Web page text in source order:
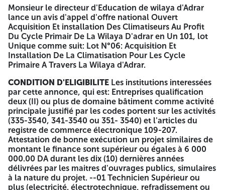
habilitant les personnes à engager l'entrepri 5- Tout
document permettant d'evaluer les candidats, des
soumissionnaires 6- Le registre de commerce electroniqu
7- Attestation fiscal C20 ou Bilans financiers vise par
service des impôt des 03 dernieres années. II- OFFRE
TECHNIQUE: contient les pièces réglementaires suivantes
(renouvelées) 1- La déclaration à souscrire, datée, signée
offre technique: Planning et délai des ivraisons: Attestation
de garantie; Attestation service après vents pour chaque
lot Etabli par le soumissionnaire sulvant les model en les
annexes) 3- Le camer des prescriptions spéciales, et ses
annexes paraphės, datés, signés et renseignés. 4- Mémoire
technique justificatif, remplis et signé. III-OFFRE
FINANCIÈRE : Contient obligatoirement les pièces
suivantes: 1- La lettre de soumission, rempli, signé et daté
2 les bordereaux des prix anitaires rempå signe et daté 3-
Le détail estimatif et quantitatif rempll, signé et daté.
Période de préparation des offres la période de préparation
Monsieur le directeur d'Education de wilaya d'Adrar
lance un avis d'appel d'offre national Ouvert
Acquisition Et installation Des Climatiseurs Au Profit
Du Cycle Primair De La Wilaya D'adrar en Un 101, lot
Unique comme suit: Lot N°06: Acquisition Et
Installation De La Climatisation Pour Les Cycle
Primaire A Travers La Wilaya d'Adrar.
CONDITION D'ELIGIBILITE Les institutions interessées
par cette annonce, qui est: Entreprises qualification
deux (II) ou plus de domaine bâtiment comme activité
principale justifié par les codes portent sur les activités
(335-3540, 341-3540 ou 351- 3540) et l'articles du
registre de commerce électronique 109-207.
Attestation de bonne exécution un projet similaires de
montant le finance sont supérieur ou égales à 6 000
000.00 DA durant les dix (10) dernières années
délivrées par les maitres d'ouvrages publics, simulaires
à la nature du projet. --01 Technicien Supérieur ou
plus (electricité. électrotechnique, refradissement ou